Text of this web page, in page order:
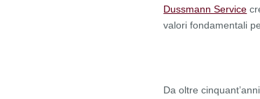
Dussmann Service
valori fondamentali
Da oltre